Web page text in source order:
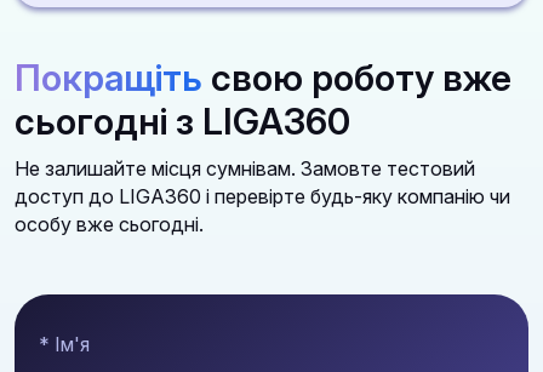
Законодавство, перевірки, суди, контрагенти та
Алгоритми дій і автоматичні аналітичні звіти
Зручні доступи для роботи всієї команди із
можливістю створення індивідуальних
моніторингів та добірок
Покращіть свою роботу вже
сьогодні з LIGA360
Не залишайте місця сумнівам. Замовте тестовий
доступ до LIGA360 і перевірте будь-яку компанію чи
особу вже сьогодні.
* Ім'я